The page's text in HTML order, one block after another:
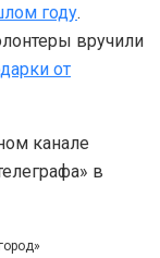
году.
вручили
от
канале
в